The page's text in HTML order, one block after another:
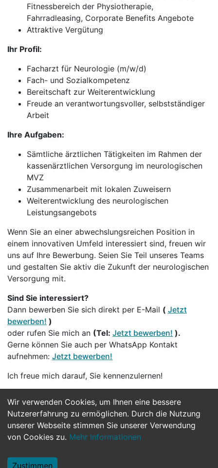
Wir verwenden Cookies, um Ihnen eine bessere
Nutzererfahrung zu ermöglichen. Durch die Nutzung
unserer Webseite stimmen Sie unserer Verwendung
von Cookies zu. Mehr Informationen
Zustimmen
Fitnessbereich der Physiotherapie,
Fahrradleasing, Corporate Benefits Angebote
Attraktive Vergütung
Ihr Profil:
Facharzt für Neurologie (m/w/d)
Fach- und Sozialkompetenz
Bereitschaft zur Weiterentwicklung
Freude an verantwortungsvoller, selbstständiger
Arbeit
Ihre Aufgaben:
Sämtliche ärztlichen Tätigkeiten im Rahmen der
kassenärztlichen Versorgung im neurologischen
MVZ
Zusammenarbeit mit lokalen Zuweisern
Weiterentwicklung des neurologischen
Leistungsangebots
Wenn Sie an einer abwechslungsreichen Position in
einem innovativen Umfeld interessiert sind, freuen wir
uns auf Ihre Bewerbung. Seien Sie Teil unseres Teams
und gestalten Sie aktiv die Zukunft der neurologischen
Versorgung mit.
Sind Sie interessiert?
Dann bewerben Sie sich direkt per E-Mail ( Jetzt
bewerben! )
oder rufen Sie mich an (Tel: Jetzt bewerben! ).
Gerne können Sie auch per WhatsApp Kontakt
aufnehmen: Jetzt bewerben!
Ich freue mich darauf, Sie kennenzulernen!
Jetzt Bewerben